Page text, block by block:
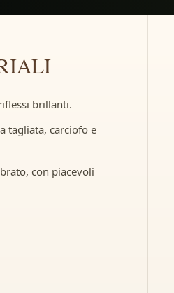
brillanti.
tagliata, carciofo e
con piacevoli